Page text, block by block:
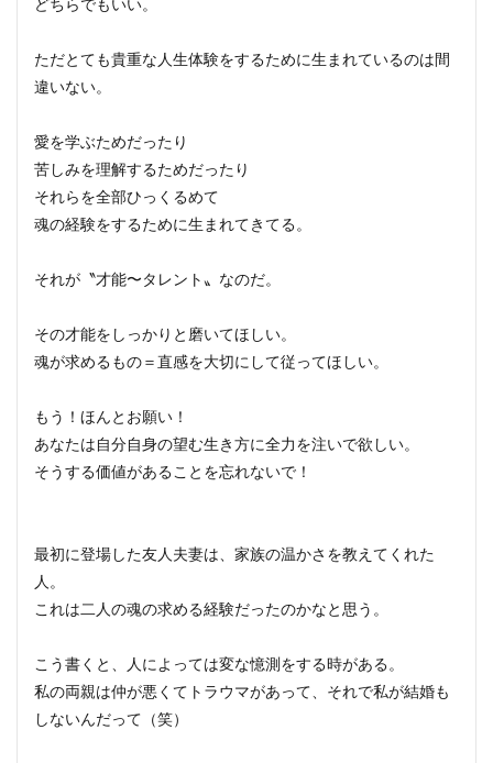
どちらでもいい。
ただとても貴重な人生体験をするために生まれているのは間
違いない。
愛を学ぶためだったり
苦しみを理解するためだったり
それらを全部ひっくるめて
魂の経験をするために生まれてきてる。
それが〝才能〜タレント〟なのだ。
その才能をしっかりと磨いてほしい。
魂が求めるもの＝直感を大切にして従ってほしい。
もう！ほんとお願い！
あなたは自分自身の望む生き方に全力を注いで欲しい。
そうする価値があることを忘れないで！
最初に登場した友人夫妻は、家族の温かさを教えてくれた
人。
これは二人の魂の求める経験だったのかなと思う。
こう書くと、人によっては変な憶測をする時がある。
私の両親は仲が悪くてトラウマがあって、それで私が結婚も
しないんだって（笑）